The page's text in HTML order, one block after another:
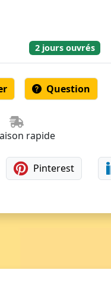
2 jours ouvrés
Question
rapide
Pinterest